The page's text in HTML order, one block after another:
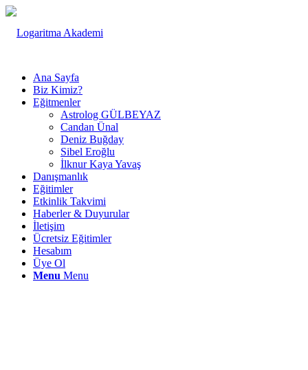
Ana Sayfa
Biz Kimiz?
Eğitmenler
Astrolog GÜLBEYAZ
Candan Ünal
Deniz Buğday
Sibel Eroğlu
İlknur Kaya Yavaş
Danışmanlık
Eğitimler
Etkinlik Takvimi
Haberler & Duyurular
İletişim
Ücretsiz Eğitimler
Hesabım
Üye Ol
Menu Menu